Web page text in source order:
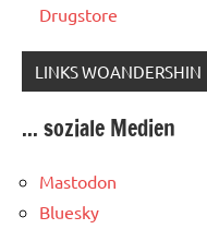
Drugstore
LINKS WOANDERSHIN
... soziale Medien
Mastodon
Bluesky